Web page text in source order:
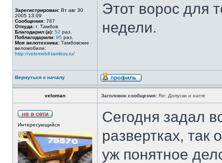
Зарегистрирован: Вт авг 30
2005 13:09
Сообщения: 787
Откуда: г. Тамбов
Благодарил (а): 52 раз.
Поблагодарили: 95 раз.
Моя велотехника: Тамбовские
веломобили:
http://velomobil-tambov.ru/
Этот ворос для
недели.
Вернуться к началу
veloman Заголовок сообщения: Re: Допуски и натяг
Интересующийся
Сегодня задал
развертках, так
уж понятное